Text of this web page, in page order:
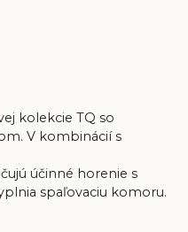
kolekcie TQ so
V kombinácií s
účinné horenie s
spaľovaciu komoru.